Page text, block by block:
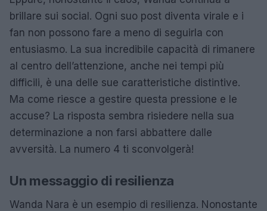
brillare sui social. Ogni suo post diventa virale e i
fan non possono fare a meno di seguirla con
entusiasmo. La sua incredibile capacità di rimanere
al centro dell’attenzione, anche nei tempi più
difficili, è una delle sue caratteristiche distintive.
Ma come riesce a gestire questa pressione e le
accuse? La risposta sembra risiedere nella sua
determinazione a non farsi abbattere dalle
avversità. La numero 4 ti sconvolgerà!
Un messaggio di resilienza
Wanda Nara è un esempio di resilienza. Nonostante